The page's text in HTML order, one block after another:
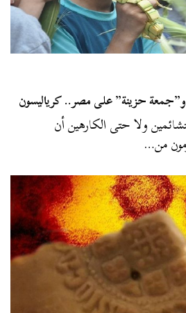
حزينة” على مصر.. كرياليسون
ولا حتى الكارهين أن
من…